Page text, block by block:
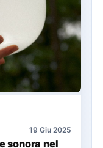
19 Giu 2025
sonora nel